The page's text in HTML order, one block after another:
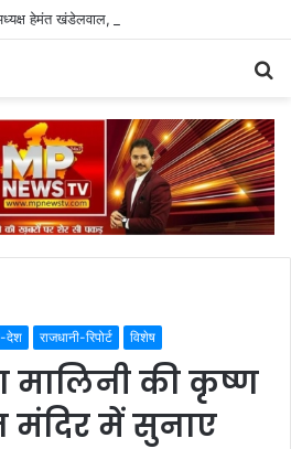
देश राजधानी-रिपोर्ट विशेष
मालिनी की कृष्ण
मंदिर में सुनाए